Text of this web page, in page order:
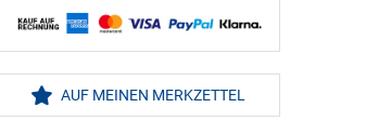
AUF MEINEN MERKZETTEL